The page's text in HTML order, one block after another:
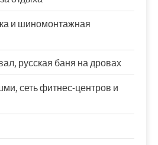
и шиномонтажная
русская баня на дровах
сеть фитнес-центров и